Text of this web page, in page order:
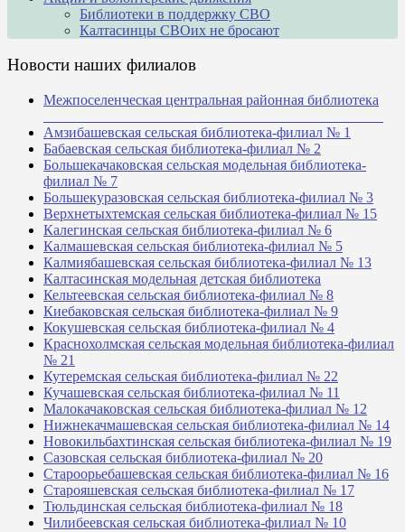
Библиотеки в поддержку СВО
Калтасинцы СВОих не бросают
Новости наших филиалов
Межпоселенческая центральная районная библиотека
Амзибашевская сельская библиотека-филиал № 1
Бабаевская сельская библиотека-филиал № 2
Большекачаковская сельская модельная библиотека-
филиал № 7
Большекуразовская сельская библиотека-филиал № 3
Верхнетыхтемская сельская библиотека-филиал № 15
Калегинская сельская библиотека-филиал № 6
Калмашевская сельская библиотека-филиал № 5
Калмиябашевская сельская библиотека-филиал № 13
Калтасинская модельная детская библиотека
Кельтеевская сельская библиотека-филиал № 8
Киебаковская сельская библиотека-филиал № 9
Кокушевская сельская библиотека-филиал № 4
Краснохолмская сельская модельная библиотека-филиал
№ 21
Кутеремская сельская библиотека-филиал № 22
Кучашевская сельская библиотека-филиал № 11
Малокачаковская сельская библиотека-филиал № 12
Нижнекачмашевская сельская библиотека-филиал № 14
Новокильбахтинская сельская библиотека-филиал № 19
Сазовская сельская библиотека-филиал № 20
Староорьебашевская сельская библиотека-филиал № 16
Старояшевская сельская библиотека-филиал № 17
Тюльдинская сельская библиотека-филиал № 18
Чилибеевская сельская библиотека-филиал № 10